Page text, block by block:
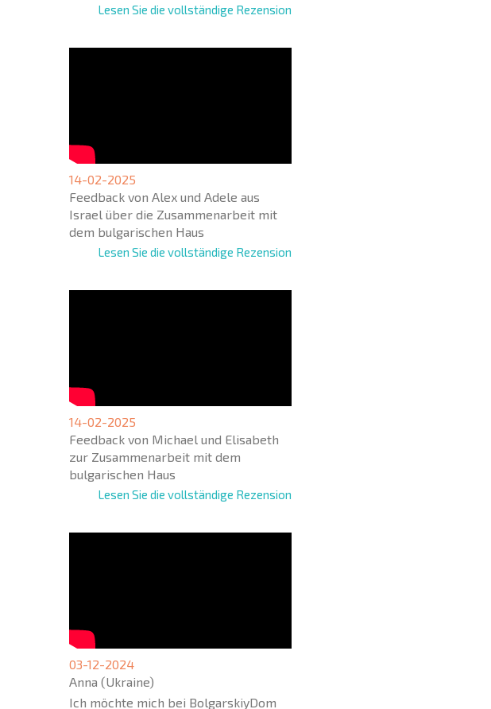
Lesen Sie die vollständige Rezension
14-02-2025
Feedback von Alex und Adele aus
Israel über die Zusammenarbeit mit
dem bulgarischen Haus
Lesen Sie die vollständige Rezension
14-02-2025
Feedback von Michael und Elisabeth
zur Zusammenarbeit mit dem
bulgarischen Haus
Lesen Sie die vollständige Rezension
03-12-2024
Anna (Ukraine)
Ich möchte mich bei BolgarskiyDom